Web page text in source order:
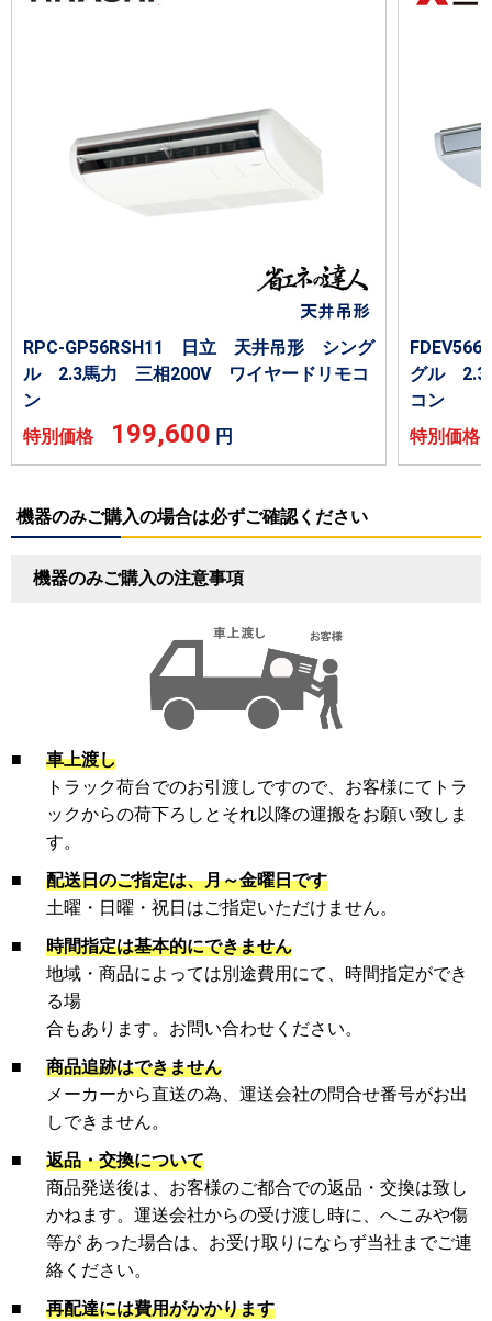
RPC-GP56RSH11 日立 天井吊形 シング
ル 2.3馬力 三相200V ワイヤードリモコ
ン
特別価格
199,600 円
グル 2.3
コン
特別価
機器のみご購入の場合は必ずご確認ください
機器のみご購入の注意事項
■
車上渡し
トラック荷台でのお引渡しですので、お客様にてトラ
ックからの荷下ろしとそれ以降の運搬をお願い致しま
す。
■
配送日のご指定は、月～金曜日です
土曜・日曜・祝日はご指定いただけません。
■
時間指定は基本的にできません
地域・商品によっては別途費用にて、時間指定ができ
る場
合もあります。お問い合わせください。
■
商品追跡はできません
メーカーから直送の為、運送会社の問合せ番号がお出
しできません。
■
返品・交換について
商品発送後は、お客様のご都合での返品・交換は致し
かねます。運送会社からの受け渡し時に、へこみや傷
等が あった場合は、お受け取りにならず当社までご連
絡ください。
■
再配達には費用がかかります